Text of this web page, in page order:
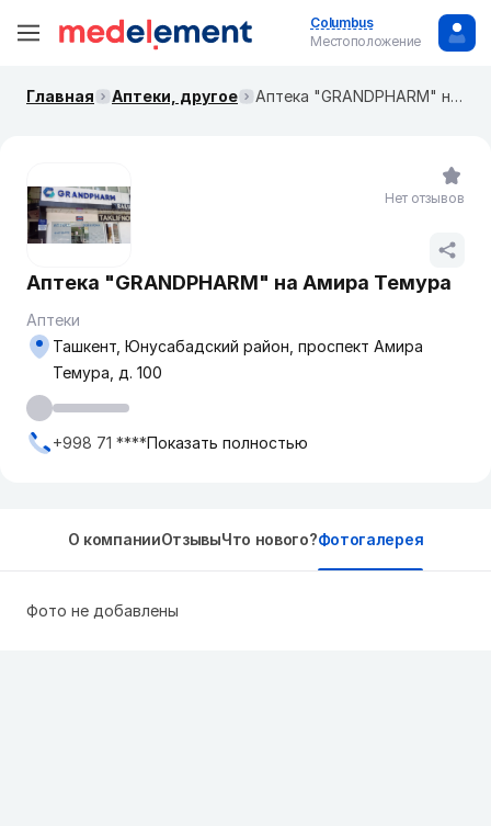
Columbus
Местоположение
Главная Аптеки, другое Аптека "GRANDPHARM" на Амира Темура
Аптека "GRANDPHARM" на Амира Темура
Аптеки
Ташкент, Юнусабадский район, проспект Амира
Темура, д. 100
+998 71 ****Показать полностью
Нет отзывов
О компанииОтзывыЧто нового?Фотогалерея
Фото не добавлены